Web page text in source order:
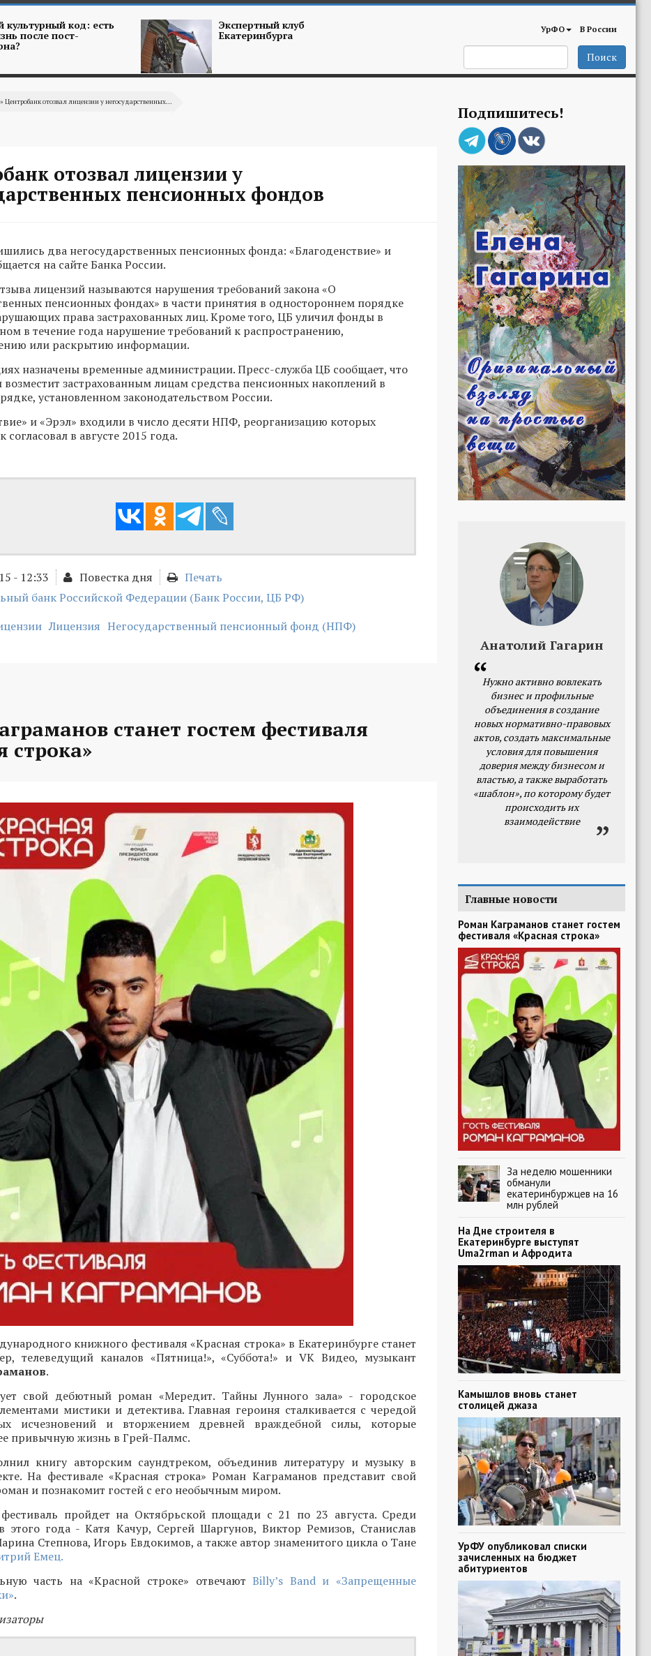
культурный код: есть
после пост-
Экспертный клуб
Екатеринбурга УрФО В России
Поиск
» Центробанк отозвал лицензии у негосударственных...
отозвал лицензии у
пенсионных фондов
два негосударственных пенсионных фонда: «Благоденствие» и
на сайте Банка России.
лицензий называются нарушения требований закона «О
пенсионных фондах» в части принятия в одностороннем порядке
права застрахованных лиц. Кроме того, ЦБ уличил фонды в
в течение года нарушение требований к распространению,
или раскрытию информации.
назначены временные администрации. Пресс-служба ЦБ сообщает, что
возместит застрахованным лицам средства пенсионных накоплений в
установленном законодательством России.
и «Эрэл» входили в число десяти НПФ, реорганизацию которых
согласовал в августе 2015 года.
- 12:33 Повестка дня
Печать
банк Российской Федерации (Банк России, ЦБ РФ)
Лицензия Негосударственный пенсионный фонд (НПФ)
станет гостем фестиваля
строка»
книжного фестиваля «Красная строка» в Екатеринбурге станет
телеведущий каналов «Пятница!», «Суббота!» и VK Видео, музыкант
.
свой дебютный роман «Мередит. Тайны Лунного зала» - городское
мистики и детектива. Главная героиня сталкивается с чередой
исчезновений и вторжением древней враждебной силы, которые
привычную жизнь в Грей-Палмс.
книгу авторским саундтреком, объединив литературу и музыку в
На фестивале «Красная строка» Роман Каграманов представит свой
и познакомит гостей с его необычным миром.
пройдет на Октябрьской площади с 21 по 23 августа. Среди
этого года - Катя Качур, Сергей Шаргунов, Виктор Ремизов, Станислав
Степнова, Игорь Евдокимов, а также автор знаменитого цикла о Тане
Емец.
часть на «Красной строке» отвечаютBilly’s Band и «Запрещенные
.
Подпишитесь!
Анатолий Гагарин
Нужно активно вовлекать
бизнес и профильные
объединения в создание
новых нормативно-правовых
актов, создать максимальные
условия для повышения
доверия между бизнесом и
властью, а также выработать
«шаблон», по которому будет
происходить их
взаимодействие
Главные новости
Роман Каграманов станет гостем
фестиваля «Красная строка»
За неделю мошенники
обманули
екатеринбуржцев на 16
млн рублей
На Дне строителя в
Екатеринбурге выступят
Uma2rman и Афродита
Камышлов вновь станет
столицей джаза
УрФУ опубликовал списки
зачисленных на бюджет
абитуриентов